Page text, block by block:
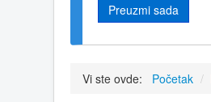
Preuzmi sada
Vi ste ovde: Početak /